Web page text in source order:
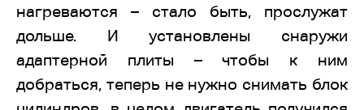
нагреваются – стало быть, прослужат
дольше. И установлены снаружи
адаптерной плиты – чтобы к ним
добраться, теперь не нужно снимать блок